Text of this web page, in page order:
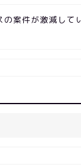
の案件が激減して